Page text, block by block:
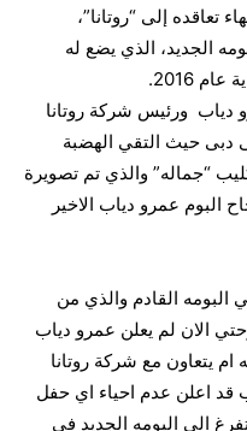
إلى “روتانا”،
الجديد، الذي يضع له
2016.
دياب ورئيس شركة روتانا
دبى حيث التقي الهضبة
“جماله” والذي تم تصويرة
البوم عمرو دياب الاخير
البومه القادم والذي من
طرحه في بداية عام 2016 ، وحتي الان لم يعلن عمرو دياب
ام يتعاون مع شركة روتانا
قد اعلن عدم احياء اي حفل
الي البومه الجديد في